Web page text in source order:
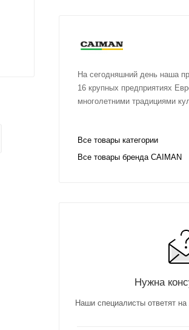
На сегодняшний день наша
16 крупных предприятиях
многолетними традициями
Все товары категории
Все товары бренда CAIMAN
Нужна
Наши специалисты ответят